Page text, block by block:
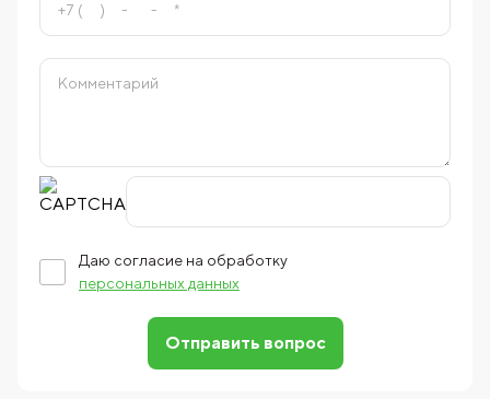
Даю согласие на обработку
персональных данных
Отправить вопрос